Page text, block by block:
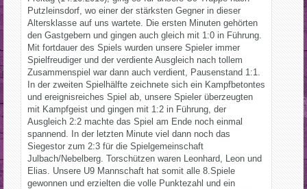
Putzleinsdorf, wo einer der stärksten Gegner in dieser
Altersklasse auf uns wartete. Die ersten Minuten gehörten
den Gastgebern und gingen auch gleich mit 1:0 in Führung.
Mit fortdauer des Spiels wurden unsere Spieler immer
Spielfreudiger und der verdiente Ausgleich nach tollem
Zusammenspiel war dann auch verdient, Pausenstand 1:1.
In der zweiten Spielhälfte zeichnete sich ein Kampfbetontes
und ereignisreiches Spiel ab, unsere Spieler überzeugten
mit Kampfgeist und gingen mit 1:2 in Führung, der
Ausgleich 2:2 machte das Spiel am Ende noch einmal
spannend. In der letzten Minute viel dann noch das
Siegestor zum 2:3 für die Spielgemeinschaft
Julbach/Nebelberg. Torschützen waren Leonhard, Leon und
Elias. Unsere U9 Mannschaft hat somit alle 8.Spiele
gewonnen und erzielten die volle Punktezahl und ein